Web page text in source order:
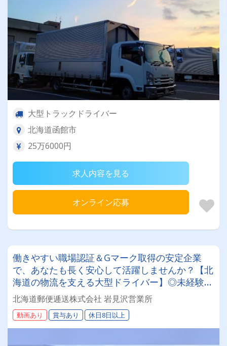
大型トラックドライバー
北海道函館市
25万6000円
求人内容を見る
オンライン応募
働きやすい職場認証＆Gマーク取得の安定企業
で、あなたも長く安心して活躍しませんか？【北
海道の物流を支える大型ドライバー】◎未経験歓
迎◎残業月平均8～9時間◎賞与年3回（昨年度実
績：計4.05ヶ月分）◎カゴ台車メイン
北海道郵便逓送株式会社 岩見沢営業所
動画あり 賞与あり 休日8日以上